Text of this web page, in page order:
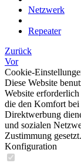
Netzwerk
Repeater
Zurück
Vor
Cookie-
Diese Website
Website
die den Komfort bei
Direktwerbung
und sozialen
Zustimmung gesetzt.
Konfiguration